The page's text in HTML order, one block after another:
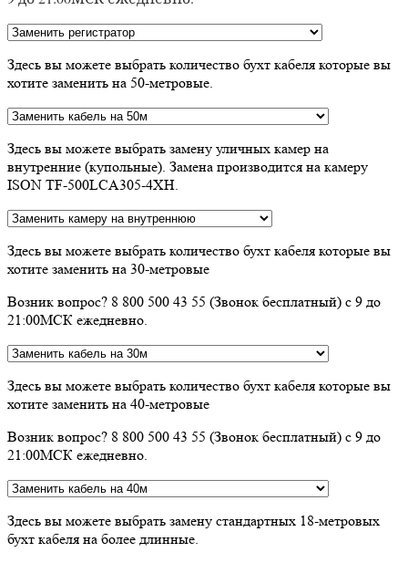
Здесь вы можете выбрать количество бухт кабеля которые вы
хотите заменить на 50-метровые.
Здесь вы можете выбрать замену уличных камер на
внутренние (купольные). Замена производится на камеру
ISON TF-500LCA305-4XH.
Здесь вы можете выбрать количество бухт кабеля которые вы
хотите заменить на 30-метровые
Возник вопрос? 8 800 500 43 55 (Звонок бесплатный) с 9 до
21:00МСК ежедневно.
Здесь вы можете выбрать количество бухт кабеля которые вы
хотите заменить на 40-метровые
Возник вопрос? 8 800 500 43 55 (Звонок бесплатный) с 9 до
21:00МСК ежедневно.
Здесь вы можете выбрать замену стандартных 18-метровых
бухт кабеля на более длинные.